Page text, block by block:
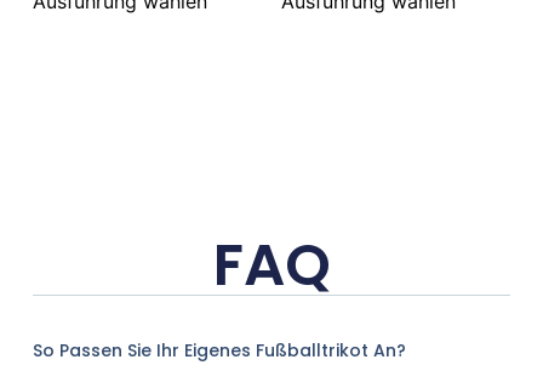
FAQ
So Passen Sie Ihr Eigenes Fußballtrikot An?